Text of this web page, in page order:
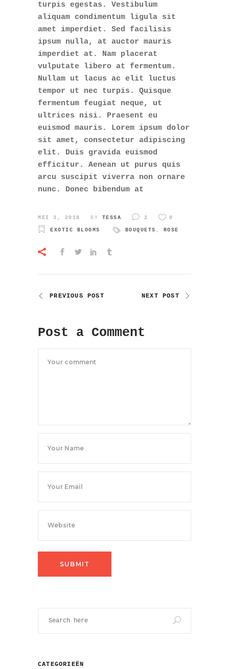
turpis egestas. Vestibulum
aliquam condimentum ligula sit
amet imperdiet. Sed facilisis
ipsum nulla, at auctor mauris
imperdiet at. Nam placerat
vulputate libero at fermentum.
Nullam ut lacus ac elit luctus
tempor ut nec turpis. Quisque
fermentum feugiat neque, ut
ultrices nisi. Praesent eu
euismod mauris. Lorem ipsum dolor
sit amet, consectetur adipiscing
elit. Duis gravida euismod
efficitur. Aenean ut purus quis
arcu suscipit viverra non ornare
nunc. Donec bibendum at
MEI 3, 2018 BY TESSA 2 0
EXOTIC BLOOMS BOUQUETS , ROSE
PREVIOUS POST NEXT POST
Post a Comment
CATEGORIEËN